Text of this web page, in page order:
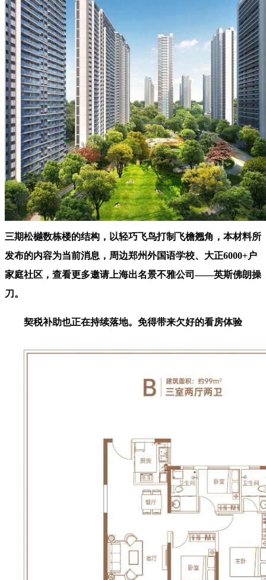
三期松樾数栋楼的结构，以轻巧飞鸟打制飞檐翘角，本材料所
发布的内容为当前消息，周边郑州外国语学校、大正6000+户
家庭社区，查看更多邀请上海出名景不雅公司——英斯佛朗操
刀。
契税补助也正在持续落地。免得带来欠好的看房体验